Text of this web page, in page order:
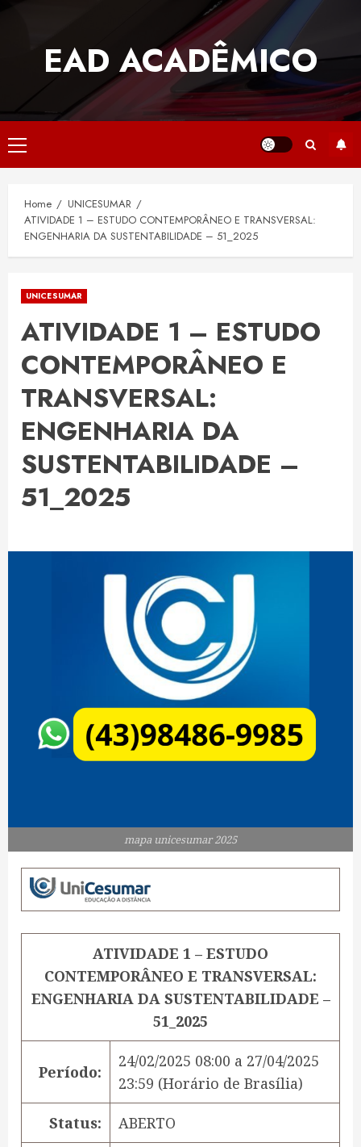
EAD ACADÊMICO
Primary
Menu
Home
UNICESUMAR
ATIVIDADE 1 – ESTUDO CONTEMPORÂNEO E TRANSVERSAL:
ENGENHARIA DA SUSTENTABILIDADE – 51_2025
UNICESUMAR
ATIVIDADE 1 – ESTUDO
CONTEMPORÂNEO E
TRANSVERSAL:
ENGENHARIA DA
SUSTENTABILIDADE –
51_2025
mapa unicesumar 2025
ATIVIDADE 1 – ESTUDO
CONTEMPORÂNEO E TRANSVERSAL:
ENGENHARIA DA SUSTENTABILIDADE –
51_2025
Período:
24/02/2025 08:00 a 27/04/2025
23:59 (Horário de Brasília)
Status: ABERTO